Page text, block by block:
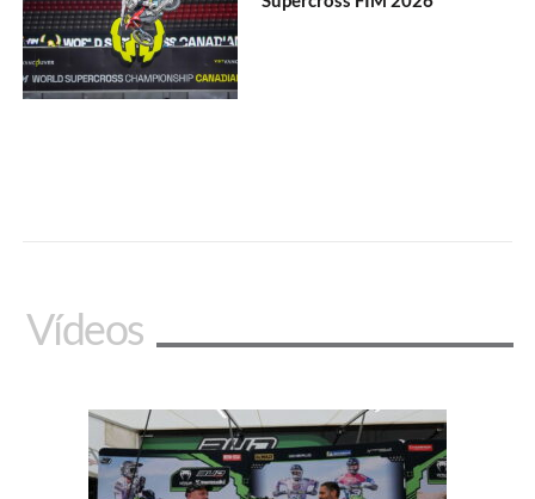
Vídeos